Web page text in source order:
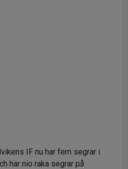
IF nu har fem segrar i
har nio raka segrar på